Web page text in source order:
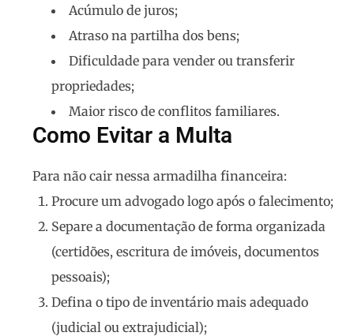
Acúmulo de juros;
Atraso na partilha dos bens;
Dificuldade para vender ou transferir
propriedades;
Maior risco de conflitos familiares.
Como Evitar a Multa
Para não cair nessa armadilha financeira:
Procure um advogado logo após o falecimento;
Separe a documentação de forma organizada
(certidões, escritura de imóveis, documentos
pessoais);
Defina o tipo de inventário mais adequado
(judicial ou extrajudicial);